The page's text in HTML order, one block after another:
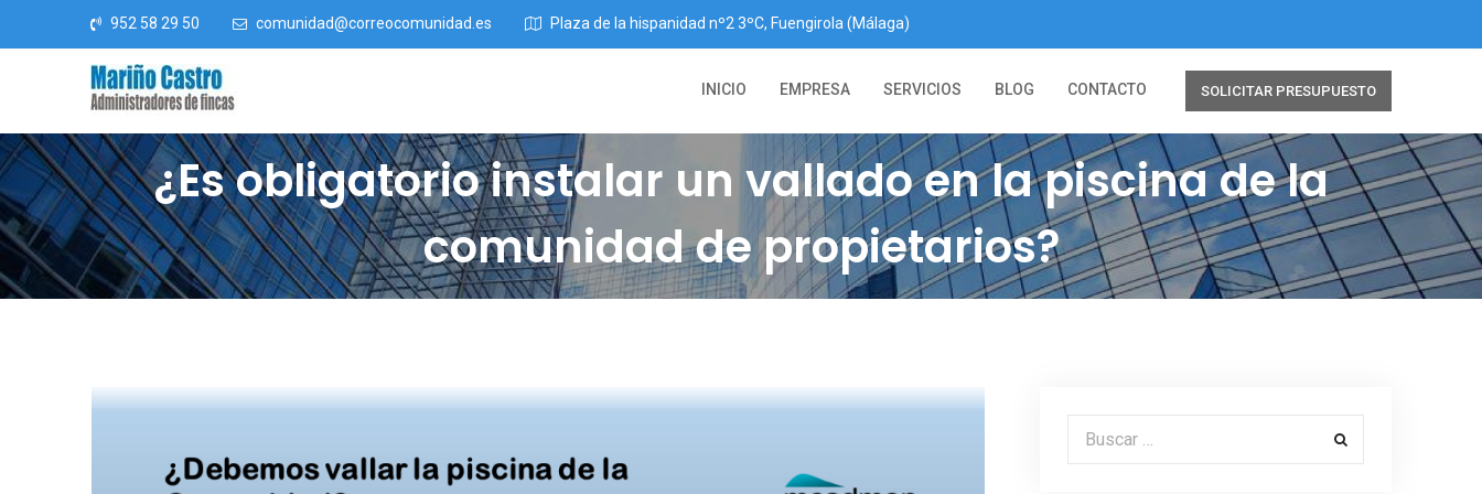
Saltar al contenido952 58 29 50 comunidad@correocomunidad.es Plaza de la hispanidad nº2 3ºC, Fuengirola (Málaga)
SOLICITAR PRESUPUESTO
INICIO EMPRESA SERVICIOS BLOG CONTACTO
¿Es obligatorio instalar un vallado en la piscina de la
comunidad de propietarios?
Buscar por: